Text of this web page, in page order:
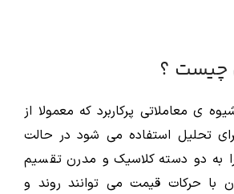
چیست ؟
ی معاملاتی پرکاربرد که معمولا از
تحلیل استفاده می شود در حالت
به دو دسته کلاسیک و مدرن تقسیم
با حرکات قیمت می توانند روند و